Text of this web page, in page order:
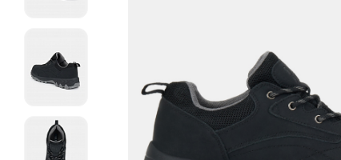
Акции / Новости
Адреса магазинов